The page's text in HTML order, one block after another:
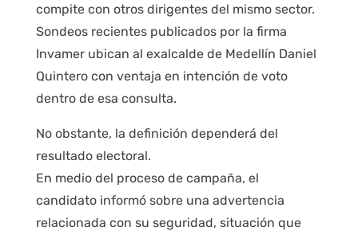
compite con otros dirigentes del mismo sector.
Sondeos recientes publicados por la firma
Invamer ubican al exalcalde de Medellín Daniel
Quintero con ventaja en intención de voto
dentro de esa consulta.
No obstante, la definición dependerá del
resultado electoral.
En medio del proceso de campaña, el
candidato informó sobre una advertencia
relacionada con su seguridad, situación que